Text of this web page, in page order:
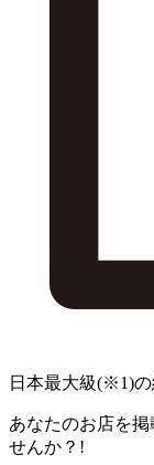
日本最大級(※1)
あなたのお店を掲
せんか？!